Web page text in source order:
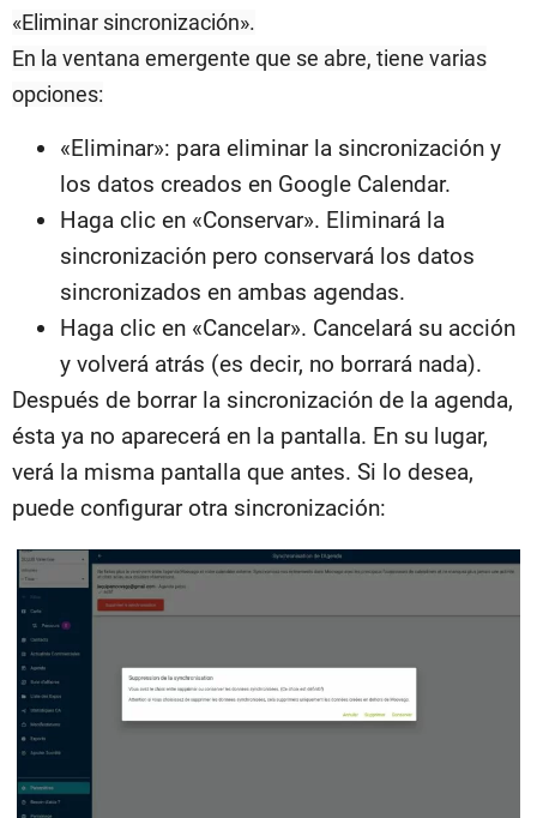
«Eliminar sincronización».
En la ventana emergente que se abre, tiene varias
opciones:
«Eliminar»: para eliminar la sincronización y
los datos creados en Google Calendar.
Haga clic en «Conservar». Eliminará la
sincronización pero conservará los datos
sincronizados en ambas agendas.
Haga clic en «Cancelar». Cancelará su acción
y volverá atrás (es decir, no borrará nada).
Después de borrar la sincronización de la agenda,
ésta ya no aparecerá en la pantalla. En su lugar,
verá la misma pantalla que antes. Si lo desea,
puede configurar otra sincronización: